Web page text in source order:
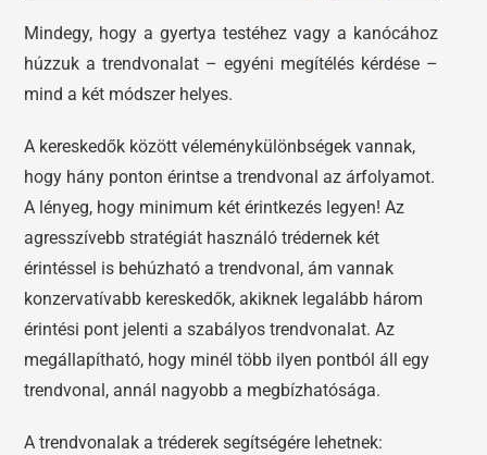
Mindegy, hogy a gyertya testéhez vagy a kanócához
húzzuk a trendvonalat – egyéni megítélés kérdése –
mind a két módszer helyes.
A kereskedők között véleménykülönbségek vannak,
hogy hány ponton érintse a trendvonal az árfolyamot.
A lényeg, hogy minimum két érintkezés legyen! Az
agresszívebb stratégiát használó trédernek két
érintéssel is behúzható a trendvonal, ám vannak
konzervatívabb kereskedők, akiknek legalább három
érintési pont jelenti a szabályos trendvonalat. Az
megállapítható, hogy minél több ilyen pontból áll egy
trendvonal, annál nagyobb a megbízhatósága.
A trendvonalak a tréderek segítségére lehetnek: